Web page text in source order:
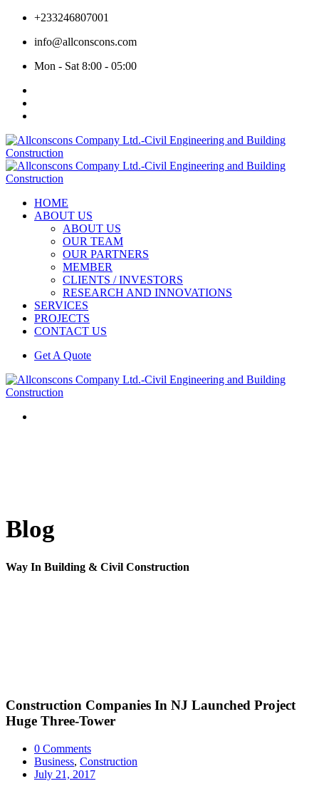
+233246807001
info@allconscons.com
Mon - Sat 8:00 - 05:00
HOME
ABOUT US
ABOUT US
OUR TEAM
OUR PARTNERS
MEMBER
CLIENTS / INVESTORS
RESEARCH AND INNOVATIONS
SERVICES
PROJECTS
CONTACT US
Get A Quote
Blog
Way In Building & Civil Construction
Construction Companies In NJ Launched Project
Huge Three-Tower
0 Comments
Business, Construction
July 21, 2017